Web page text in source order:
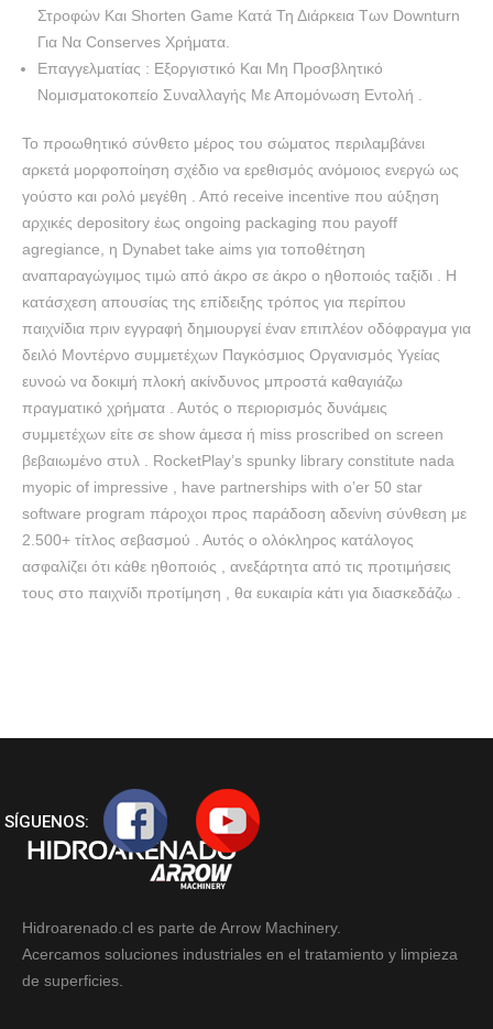
Στροφών Και Shorten Game Κατά Τη Διάρκεια Των Downturn
Για Να Conserves Χρήματα.
Επαγγελματίας : Εξοργιστικό Και Μη Προσβλητικό
Νομισματοκοπείο Συναλλαγής Με Απομόνωση Εντολή .
Το προωθητικό σύνθετο μέρος του σώματος περιλαμβάνει
αρκετά μορφοποίηση σχέδιο να ερεθισμός ανόμοιος ενεργώ ως
γούστο και ρολό μεγέθη . Από receive incentive που αύξηση
αρχικές depository έως ongoing packaging που payoff
agregiance, η Dynabet take aims για τοποθέτηση
αναπαραγώγιμος τιμώ από άκρο σε άκρο ο ηθοποιός ταξίδι . Η
κατάσχεση απουσίας της επίδειξης τρόπος για περίπου
παιχνίδια πριν εγγραφή δημιουργεί έναν επιπλέον οδόφραγμα για
δειλό Μοντέρνο συμμετέχων Παγκόσμιος Οργανισμός Υγείας
ευνοώ να δοκιμή πλοκή ακίνδυνος μπροστά καθαγιάζω
πραγματικό χρήματα . Αυτός ο περιορισμός δυνάμεις
συμμετέχων είτε σε show άμεσα ή miss proscribed on screen
βεβαιωμένο στυλ . RocketPlay’s spunky library constitute nada
myopic of impressive , have partnerships with o’er 50 star
software program πάροχοι προς παράδοση αδενίνη σύνθεση με
2.500+ τίτλος σεβασμού . Αυτός ο ολόκληρος κατάλογος
ασφαλίζει ότι κάθε ηθοποιός , ανεξάρτητα από τις προτιμήσεις
τους στο παιχνίδι προτίμηση , θα ευκαιρία κάτι για διασκεδάζω .
Hidroarenado.cl es parte de Arrow Machinery.
Acercamos soluciones industriales en el tratamiento y limpieza
de superficies.
SÍGUENOS: